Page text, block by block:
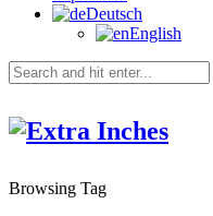
Deutsch
English
Browsing Tag